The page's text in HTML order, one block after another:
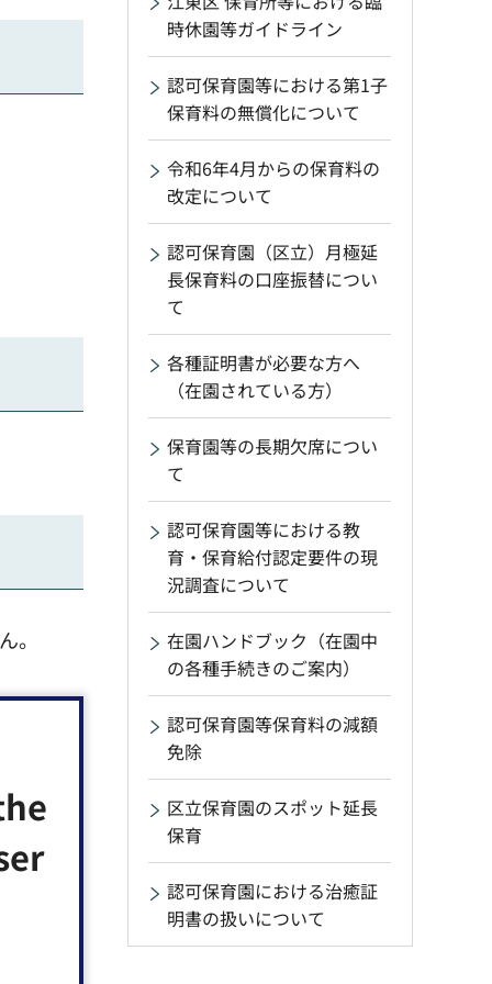
。
時休園等ガイドライン
認可保育園等における第1子
保育料の無償化について
令和6年4月からの保育料の
改定について
認可保育園（区立）月極延
長保育料の口座振替につい
て
各種証明書が必要な方へ
（在園されている方）
保育園等の長期欠席につい
て
認可保育園等における教
育・保育給付認定要件の現
況調査について
在園ハンドブック（在園中
の各種手続きのご案内）
認可保育園等保育料の減額
免除
区立保育園のスポット延長
保育
認可保育園における治癒証
明書の扱いについて